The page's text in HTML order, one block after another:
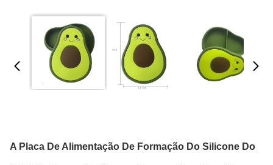
A Placa De Alimentação De Formação Do Silicone Do